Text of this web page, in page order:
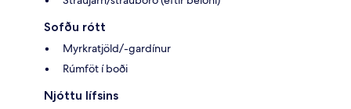
Sofðu rótt
Myrkratjöld/-gardínur
Rúmföt í boði
Njóttu lífsins